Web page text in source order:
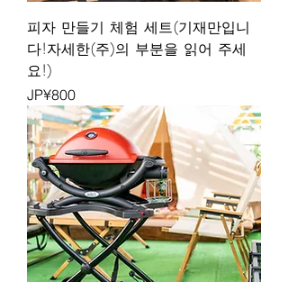
피자 만들기 체험 세트(기재만입니
다!자세한(주)의 부분을 읽어 주세
요!)
가격
JP¥800